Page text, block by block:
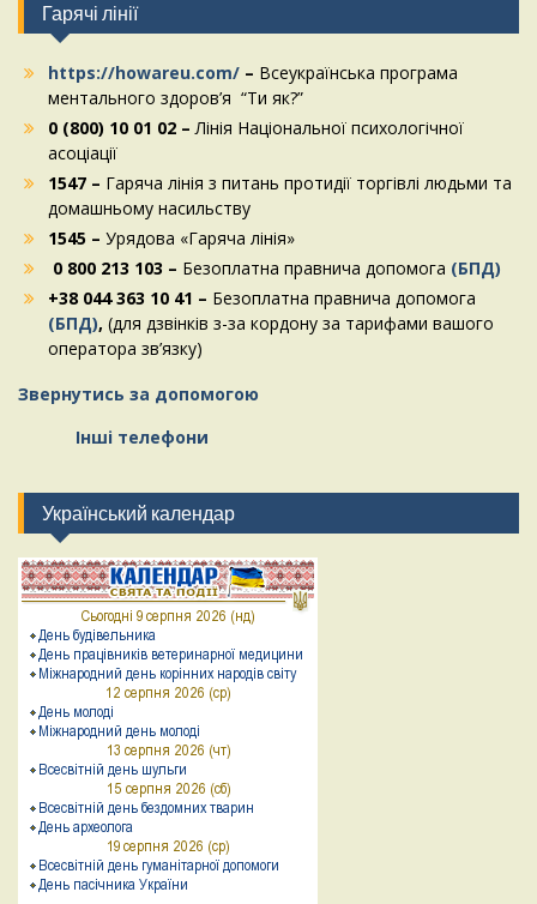
Гарячі лінії
https://howareu.com/ – Всеукраїнська програма
ментального здоров’я “Ти як?”
0 (800) 10 01 02 –Лінія Національної психологічної
асоціації
1547 – Гаряча лінія з питань протидії торгівлі людьми та
домашньому насильству
1545 – Урядова «Гаряча лінія»
0 800 213 103 – Безоплатна правнича допомога (БПД)
+38 044 363 10 41 – Безоплатна правнича допомога
(БПД), (для дзвінків з-за кордону за тарифами вашого
оператора зв’язку)
Звернутись за допомогою
Інші телефони
Український календар